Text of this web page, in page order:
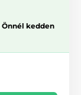
Önnél kedden